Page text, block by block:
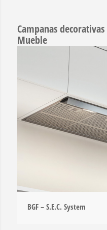
Campanas
Mueble
BGF – S.E.C. System